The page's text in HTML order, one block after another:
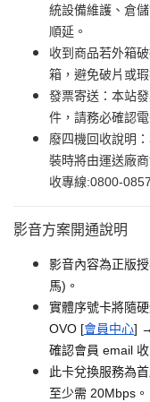
統設備維護、倉
順延。
收到商品若外箱
箱，避免破片或瑕
發票寄送：本站
件，請務必確認
廢四機回收說明
裝時將由運送廠
收專線:0800-
影音方案開通說明
影音內容為正版
馬)。
實體序號卡將隨
OVO [會員中心]
確認會員 email
此卡兌換服務為
至少需 20Mbps。